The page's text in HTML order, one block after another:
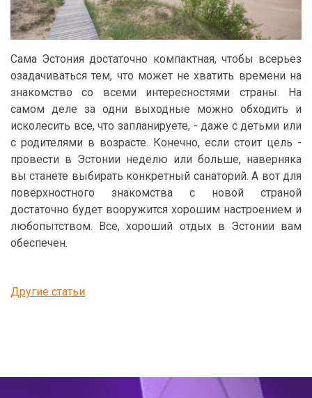
Сама Эстония достаточно компактная, чтобы всерьез
озадачиваться тем, что может не хватить времени на
знакомство со всеми интересностями страны. На
самом деле за одни выходные можно обходить и
исколесить все, что запланируете, - даже с детьми или
с родителями в возрасте. Конечно, если стоит цель -
провести в Эстонии неделю или больше, наверняка
вы станете выбирать конкретный санаторий. А вот для
поверхностного знакомства с новой страной
достаточно будет вооружится хорошим настроением и
любопытством. Все, хороший отдых в Эстонии вам
обеспечен.
Другие статьи